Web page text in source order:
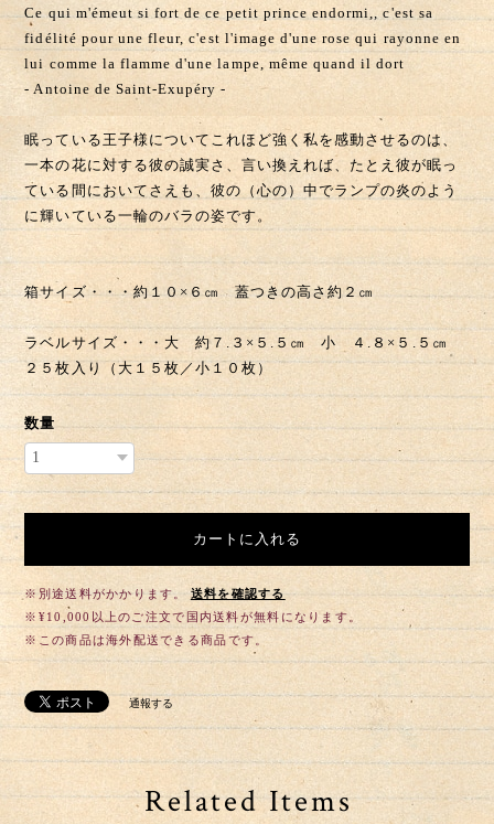
一本の花に対する彼の誠実さ、言い換えれば、たとえ彼が眠っ
ている間においてさえも、彼の（心の）中でランプの炎のよう
に輝いている一輪のバラの姿です。
箱サイズ・・・約１０×６㎝ 蓋つきの高さ約２㎝
ラベルサイズ・・・大 約７.３×５.５㎝ 小 ４.８×５.５㎝
２５枚入り（大１５枚／小１０枚）
カートに入れる
※別途送料がかかります。
※¥10,000以上のご注文で国内送料が無料になります。
※この商品は海外配送できる商品です。
Related Items